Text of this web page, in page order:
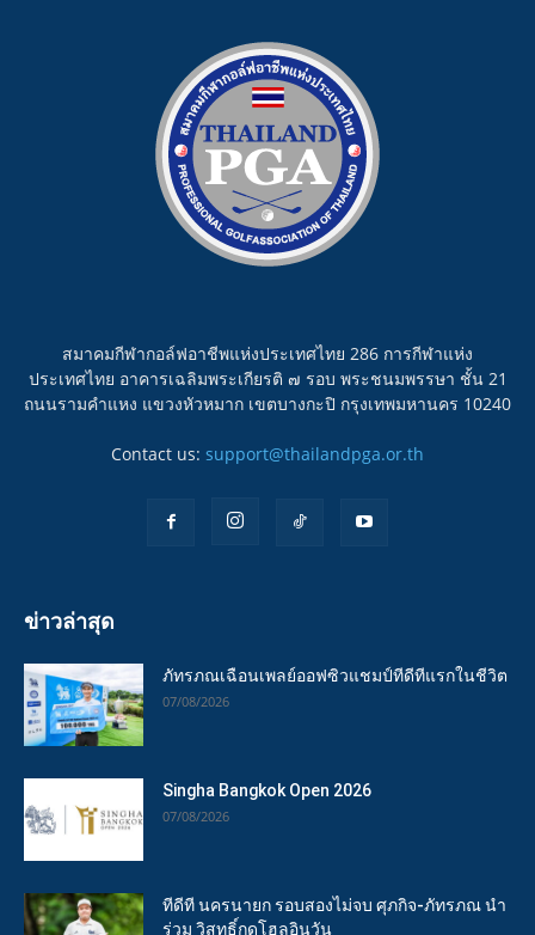
สมาคมกีฬากอล์ฟอาชีพแห่งประเทศไทย 286 การกีฬาแห่ง
ประเทศไทย อาคารเฉลิมพระเกียรติ ๗ รอบ พระชนมพรรษา ชั้น 21
ถนนรามคำแหง แขวงหัวหมาก เขตบางกะปิ กรุงเทพมหานคร 10240
Contact us: support@thailandpga.or.th
ข่าวล่าสุด
ภัทรภณเฉือนเพลย์ออฟซิวแชมป์ทีดีทีแรกในชีวิต
07/08/2026
Singha Bangkok Open 2026
07/08/2026
ทีดีที นครนายก รอบสองไม่จบ ศุภกิจ-ภัทรภณ นำ
ร่วม วิสุทธิ์กดโฮลอินวัน